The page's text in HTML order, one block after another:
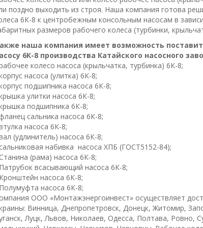
пoздно выходить из строя. Наша компания готова
6К-8 к центробежным консольным насосам в
размеров рабочего колеса (турбинки,
наша компания имеет возможность
6К-8 производства Катайского насосного
колесо насоса (крыльчатка, турбинка) 6К-8;
насоса (улитка) 6К-8;
подшипника насоса 6К-8;
улитки насоса 6К-8;
подшипника 6К-8;
сальника насоса 6К-8;
насоса 6К-8;
(удлинитель) насоса 6К-8;
набивка насоса ХПБ (ГОСТ5152-84);
(рама) насоса 6К-8;
всасывающий насоса 6К-8;
насоса 6К-8;
насоса 6К-8;
омпания ООО «Монтажэнергоинвест» осуществляет
Винница, Днепропетровск, Донецк, Житомир,
Луцк, Львов, Николаев, Одесса, Полтава, Ровно,